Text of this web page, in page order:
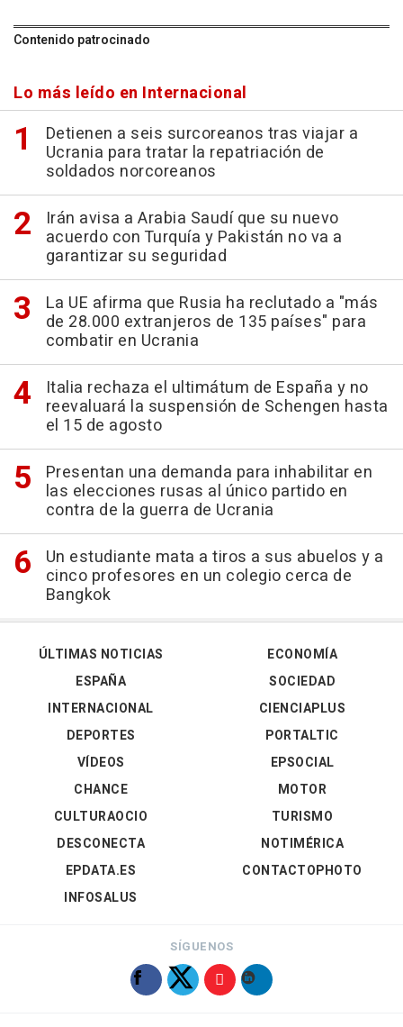
Contenido patrocinado
Lo más leído en Internacional
Detienen a seis surcoreanos tras viajar a
Ucrania para tratar la repatriación de
soldados norcoreanos
Irán avisa a Arabia Saudí que su nuevo
acuerdo con Turquía y Pakistán no va a
garantizar su seguridad
La UE afirma que Rusia ha reclutado a "más
de 28.000 extranjeros de 135 países" para
combatir en Ucrania
Italia rechaza el ultimátum de España y no
reevaluará la suspensión de Schengen hasta
el 15 de agosto
Presentan una demanda para inhabilitar en
las elecciones rusas al único partido en
contra de la guerra de Ucrania
Un estudiante mata a tiros a sus abuelos y a
cinco profesores en un colegio cerca de
Bangkok
ÚLTIMAS NOTICIAS
ESPAÑA
INTERNACIONAL
DEPORTES
VÍDEOS
ECONOMÍA
SOCIEDAD
CIENCIAPLUS
PORTALTIC
EPSOCIAL
CHANCE
CULTURAOCIO
DESCONECTA
EPDATA.ES
INFOSALUS
MOTOR
TURISMO
NOTIMÉRICA
CONTACTOPHOTO
SÍGUENOS